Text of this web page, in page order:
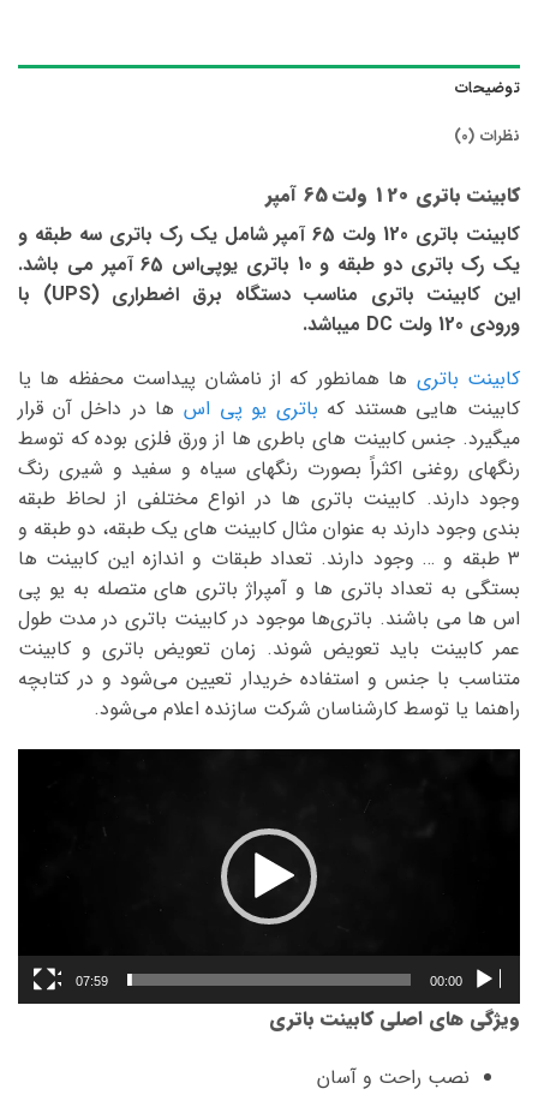
توضیحات
نظرات (0)
کابینت باتری 120 ولت 65 آمپر
کابینت باتری 120 ولت 65 آمپر شامل یک رک باتری سه طبقه و
یک رک باتری دو طبقه و 10 باتری یوپی‌اس 65 آمپر می باشد.
این کابینت باتری مناسب دستگاه برق اضطراری (UPS) با
ورودی 120 ولت DC میباشد.
کابینت باتری ها همانطور که از نامشان پیداست محفظه ها یا
کابینت هایی هستند که باتری یو پی اس ها در داخل آن قرار
میگیرد. جنس کابینت های باطری ها از ورق فلزی بوده که توسط
رنگهای روغنی اکثراً بصورت رنگهای سیاه و سفید و شیری رنگ
وجود دارند. کابینت باتری ها در انواع مختلفی از لحاظ طبقه
بندی وجود دارند به عنوان مثال کابینت های یک طبقه، دو طبقه و
۳ طبقه و … وجود دارند. تعداد طبقات و اندازه این کابینت ها
بستگی به تعداد باتری ها و آمپراژ باتری های متصله به یو پی
اس ها می باشند. باتری‌ها موجود در کابینت باتری در مدت طول
عمر کابینت باید تعویض شوند. زمان تعویض باتری و کابینت
متناسب با جنس و استفاده خریدار تعیین می‌شود و در کتابچه
راهنما یا توسط کارشناسان شرکت سازنده اعلام می‌شود.
00:00
07:59
ویژگی های اصلی کابینت باتری
نصب راحت و آسان